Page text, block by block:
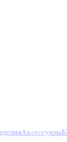
Аксессуары